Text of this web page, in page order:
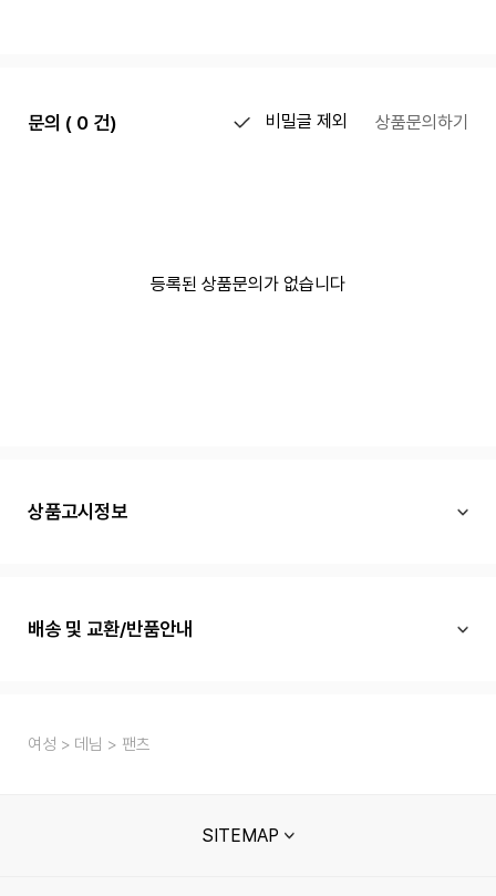
문의 ( 0 건) 비밀글 제외 상품문의하기
등록된 상품문의가 없습니다
상품고시정보
배송 및 교환/반품안내
여성 데님 팬츠
SITEMAP